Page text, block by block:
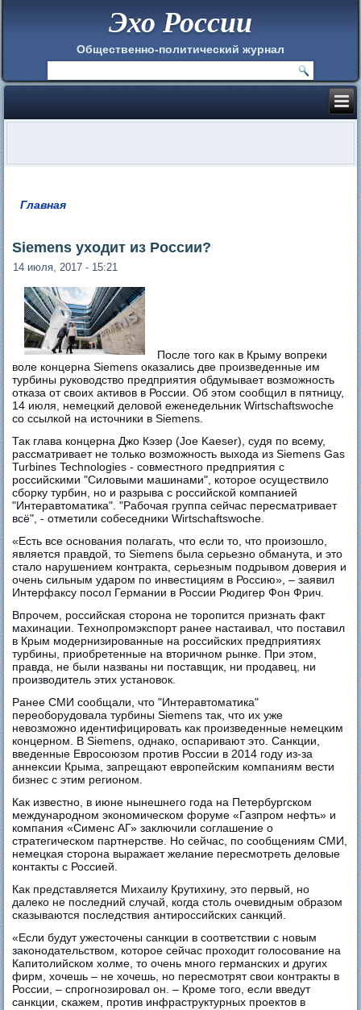
Эхо России
Общественно-политический журнал
Главная
Siemens уходит из России?
14 июля, 2017 - 15:21
После того как в Крыму вопреки
воле концерна Siemens оказались две произведенные им
турбины руководство предприятия обдумывает возможность
отказа от своих активов в России. Об этом сообщил в пятницу,
14 июля, немецкий деловой еженедельник Wirtschaftswoche
со ссылкой на источники в Siemens.
Так глава концерна Джо Кэзер (Joe Kaeser), судя по всему,
рассматривает не только возможность выхода из Siemens Gas
Turbines Technologies - совместного предприятия с
российскими "Силовыми машинами", которое осуществило
сборку турбин, но и разрыва с российской компанией
"Интеравтоматика". "Рабочая группа сейчас пересматривает
всё", - отметили собеседники Wirtschaftswoche.
«Есть все основания полагать, что если то, что произошло,
является правдой, то Siemens была серьезно обманута, и это
стало нарушением контракта, серьезным подрывом доверия и
очень сильным ударом по инвестициям в Россию», – заявил
Интерфаксу посол Германии в России Рюдигер Фон Фрич.
Впрочем, российская сторона не торопится признать факт
махинации. Технопромэкспорт ранее настаивал, что поставил
в Крым модернизированные на российских предприятиях
турбины, приобретенные на вторичном рынке. При этом,
правда, не были названы ни поставщик, ни продавец, ни
производитель этих установок.
Ранее СМИ сообщали, что "Интеравтоматика"
переоборудовала турбины Siemens так, что их уже
невозможно идентифицировать как произведенные немецким
концерном. В Siemens, однако, оспаривают это. Санкции,
введенные Евросоюзом против России в 2014 году из-за
аннексии Крыма, запрещают европейским компаниям вести
бизнес с этим регионом.
Как известно, в июне нынешнего года на Петербургском
международном экономическом форуме «Газпром нефть» и
компания «Сименс АГ» заключили соглашение о
стратегическом партнерстве. Но сейчас, по сообщениям СМИ,
немецкая сторона выражает желание пересмотреть деловые
контакты с Россией.
Как представляется Михаилу Крутихину, это первый, но
далеко не последний случай, когда столь очевидным образом
сказываются последствия антироссийских санкций.
«Если будут ужесточены санкции в соответствии с новым
законодательством, которое сейчас проходит голосование на
Капитолийском холме, то очень много германских и других
фирм, хочешь – не хочешь, но пересмотрят свои контракты в
России, – спрогнозировал он. – Кроме того, если введут
санкции, скажем, против инфраструктурных проектов в